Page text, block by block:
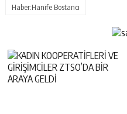
Haber:Hanife Bostancı